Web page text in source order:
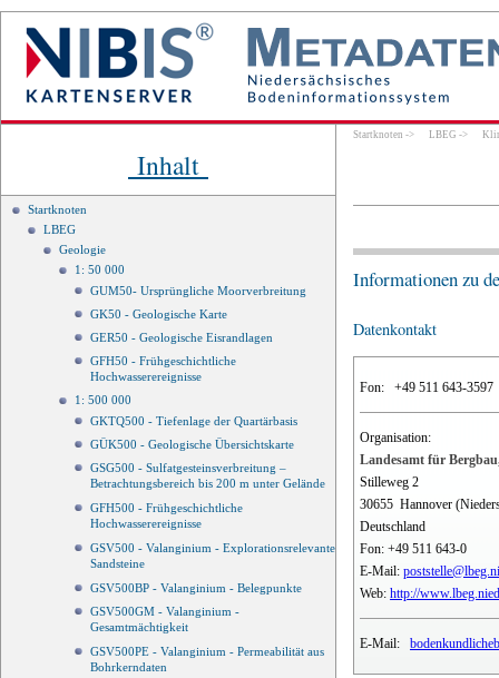
Inhalt
Startknoten
LBEG
Geologie
1: 50 000
GUM50- Ursprüngliche Moorverbreitung
GK50 - Geologische Karte
GER50 - Geologische Eisrandlagen
GFH50 - Frühgeschichtliche
Hochwasserereignisse
1: 500 000
GKTQ500 - Tiefenlage der Quartärbasis
GÜK500 - Geologische Übersichtskarte
GSG500 - Sulfatgesteinsverbreitung –
Betrachtungsbereich bis 200 m unter Gelände
GFH500 - Frühgeschichtliche
Hochwasserereignisse
GSV500 - Valanginium - Explorationsrelevante
Sandsteine
GSV500BP - Valanginium - Belegpunkte
GSV500GM - Valanginium -
Gesamtmächtigkeit
GSV500PE - Valanginium - Permeabilität aus
Bohrkerndaten
Startknoten -> LBEG ->
Informationen zu
Datenkontakt
Fon: +49 511 643-3597
Organisation:
Landesamt für
Stilleweg 2
30655 Hannover
Deutschland
Fon: +49 511 643-0
E-Mail:
Web: http://
E-Mail: